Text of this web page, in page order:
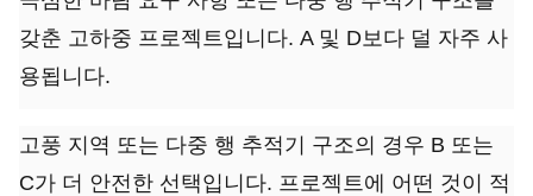
갖춘 고하중 프로젝트입니다. A 및 D보다 덜 자주 사
용됩니다.
고풍 지역 또는 다중 행 추적기 구조의 경우 B 또는
C가 더 안전한 선택입니다. 프로젝트에 어떤 것이 적